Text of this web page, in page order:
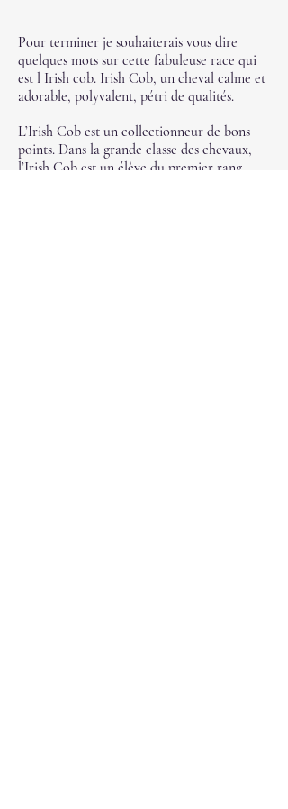
Pour terminer je souhaiterais vous dire
quelques mots sur cette fabuleuse race qui
est l Irish cob. Irish Cob, un cheval calme et
adorable, polyvalent, pétri de qualités.
L’Irish Cob est un collectionneur de bons
points. Dans la grande classe des chevaux,
l’Irish Cob est un élève du premier rang.